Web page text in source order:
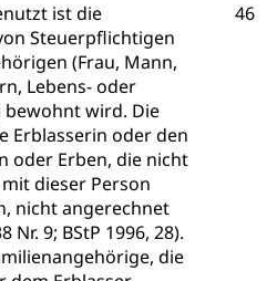
ist die
Steuerpflichtigen
(Frau, Mann,
Lebens- oder
wird. Die
Erblasserin oder den
oder Erben, die nicht
dieser Person
nicht angerechnet
Nr. 9; BStP 1996, 28).
die
46